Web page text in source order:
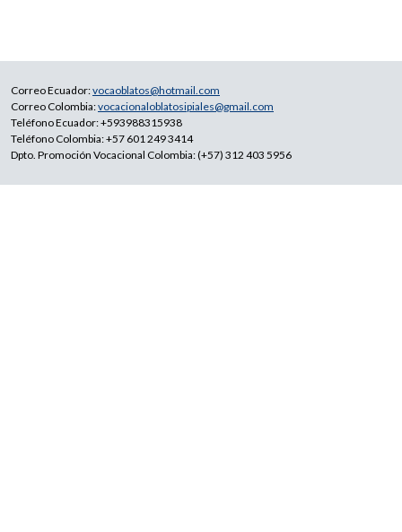
Correo Ecuador:vocaoblatos@hotmail.com
Correo Colombia:vocacionaloblatosipiales@gmail.com
Teléfono Ecuador: +593988315938
Teléfono Colombia: +57 601 249 3414
Dpto. Promoción Vocacional Colombia: (+57) 312 403 5956